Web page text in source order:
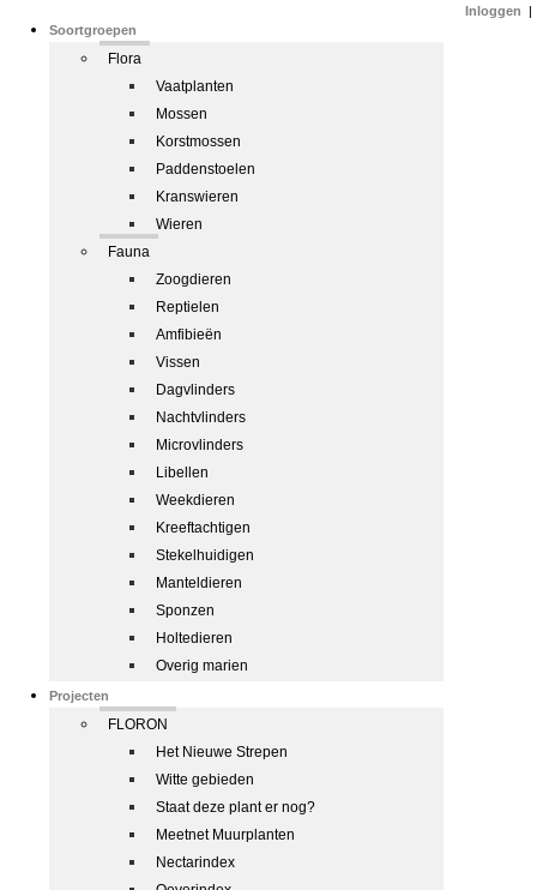
Soortgroepen
Flora
Vaatplanten
Mossen
Korstmossen
Paddenstoelen
Kranswieren
Wieren
Fauna
Zoogdieren
Reptielen
Amfibieën
Vissen
Dagvlinders
Nachtvlinders
Microvlinders
Libellen
Weekdieren
Kreeftachtigen
Stekelhuidigen
Manteldieren
Sponzen
Holtedieren
Overig marien
Projecten
FLORON
Het Nieuwe Strepen
Witte gebieden
Staat deze plant er nog?
Meetnet Muurplanten
Nectarindex
Inloggen |